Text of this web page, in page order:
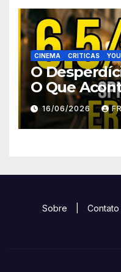
CINEMA CRITICAS
O
O Que
16/06/2026
Sobre Contato